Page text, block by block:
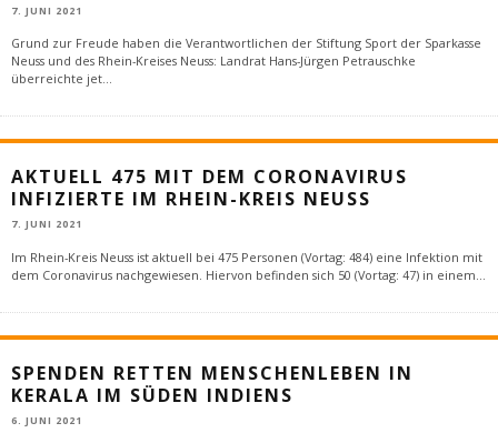
7. JUNI 2021
Grund zur Freude haben die Verantwortlichen der Stiftung Sport der Sparkasse
Neuss und des Rhein-Kreises Neuss: Landrat Hans-Jürgen Petrauschke
überreichte jet...
AKTUELL 475 MIT DEM CORONAVIRUS
INFIZIERTE IM RHEIN-KREIS NEUSS
7. JUNI 2021
Im Rhein-Kreis Neuss ist aktuell bei 475 Personen (Vortag: 484) eine Infektion mit
dem Coronavirus nachgewiesen. Hiervon befinden sich 50 (Vortag: 47) in einem
SPENDEN RETTEN MENSCHENLEBEN IN
KERALA IM SÜDEN INDIENS
6. JUNI 2021